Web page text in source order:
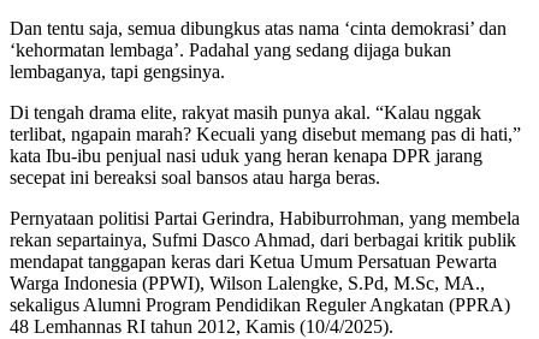
Dan tentu saja, semua dibungkus atas nama ‘cinta demokrasi’ dan
‘kehormatan lembaga’. Padahal yang sedang dijaga bukan
lembaganya, tapi gengsinya.
Di tengah drama elite, rakyat masih punya akal. “Kalau nggak
terlibat, ngapain marah? Kecuali yang disebut memang pas di hati,”
kata Ibu-ibu penjual nasi uduk yang heran kenapa DPR jarang
secepat ini bereaksi soal bansos atau harga beras.
Pernyataan politisi Partai Gerindra, Habiburrohman, yang membela
rekan separtainya, Sufmi Dasco Ahmad, dari berbagai kritik publik
mendapat tanggapan keras dari Ketua Umum Persatuan Pewarta
Warga Indonesia (PPWI), Wilson Lalengke, S.Pd, M.Sc, MA.,
sekaligus Alumni Program Pendidikan Reguler Angkatan (PPRA)
48 Lemhannas RI tahun 2012, Kamis (10/4/2025).